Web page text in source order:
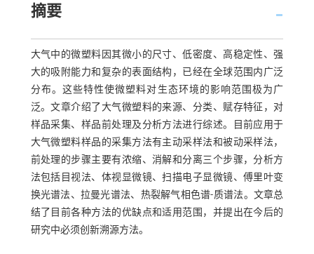
摘要
大气中的微塑料因其微小的尺寸、低密度、高稳定性、强
大的吸附能力和复杂的表面结构，已经在全球范围内广泛
分布。这些特性使微塑料对生态环境的影响范围极为广
泛。文章介绍了大气微塑料的来源、分类、赋存特征，对
样品采集、样品前处理及分析方法进行综述。目前应用于
大气微塑料样品的采集方法有主动采样法和被动采样法，
前处理的步骤主要有浓缩、消解和分离三个步骤，分析方
法包括目视法、体视显微镜、扫描电子显微镜、傅里叶变
换光谱法、拉曼光谱法、热裂解气相色谱-质谱法。文章总
结了目前各种方法的优缺点和适用范围，并提出在今后的
研究中必须创新溯源方法。